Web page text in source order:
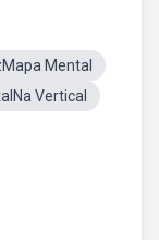
Mental
Vertical